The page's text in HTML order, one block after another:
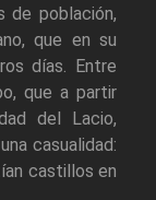
de población,
que en su
días. Entre
que a partir
del Lacio,
casualidad:
castillos en